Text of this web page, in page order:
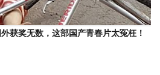
获奖无数，这部国产青春片太冤枉！